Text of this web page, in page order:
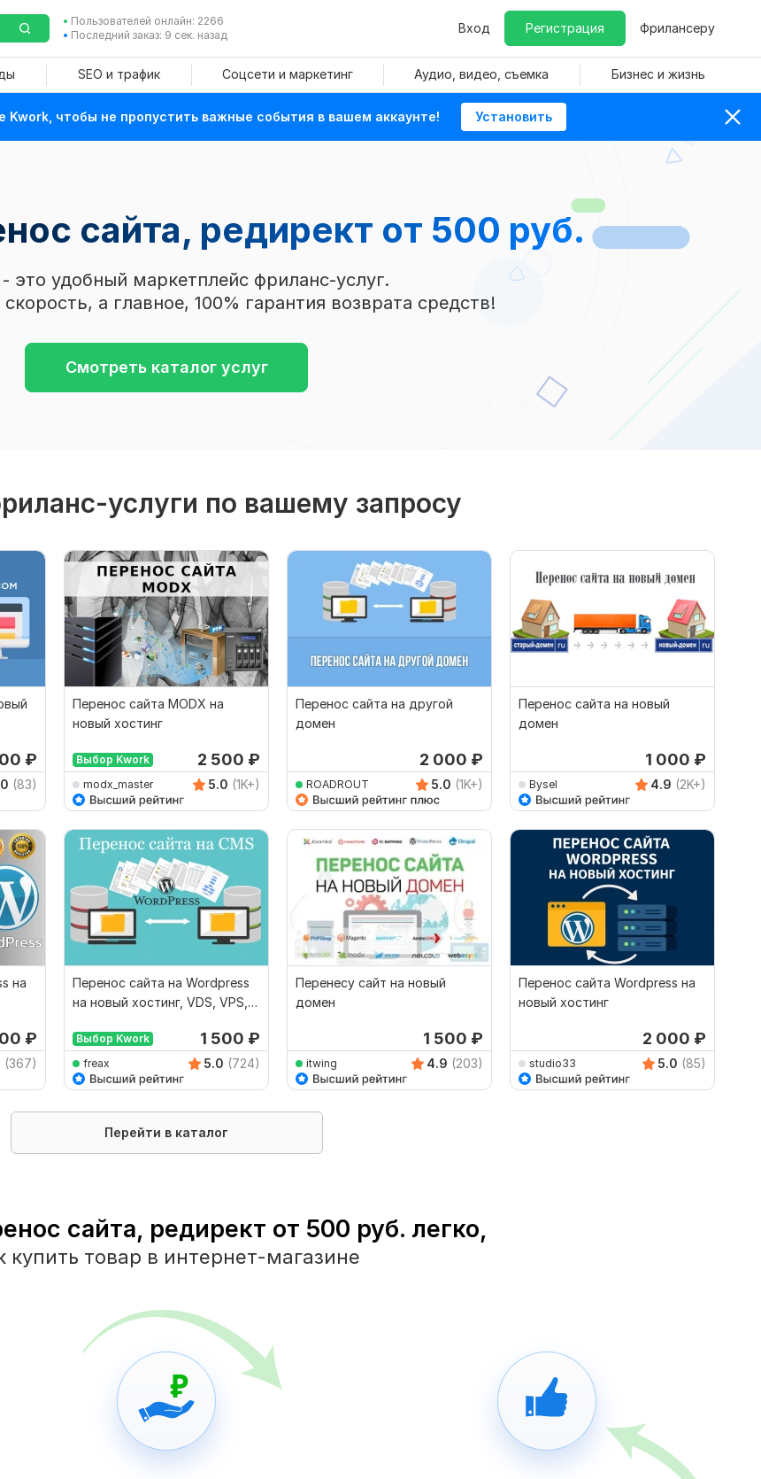
Пользователей онлайн: 2266
Последний заказ: 9 сек. назад
Вход Регистрация Фрилансеру
SEO и трафик Соцсети и маркетинг Аудио, видео, съемка Бизнес и жизнь
Kwork, чтобы не пропустить важные события в вашем аккаунте! Установить
сайта, редирект от 500 руб.
это удобный маркетплейс фриланс-услуг.
а главное, 100% гарантия возврата средств!
Смотреть каталог услуг
услуги по вашему запросу
₽
(83)
Перенос сайта MODX на
новый хостинг
Выбор Kwork 2 500 ₽
modx_master 5.0 (1K+)
Перенос сайта на другой
домен
2 000 ₽
ROADROUT 5.0 (1K+)
Перенос сайта на новый
домен
1 000 ₽
Bysel 4.9 (2K+)
на
₽
(367)
Перенос сайта на Wordpress
на новый хостинг, VDS, VPS,
Выбор Kwork 1 500 ₽
freax 5.0 (724)
Перенесу сайт на новый
домен
1 500 ₽
itwing 4.9 (203)
Перенос сайта Wordpress на
новый хостинг
2 000 ₽
studio33 5.0 (85)
Перейти в каталог
сайта, редирект от 500 руб. легко,
купить товар в интернет-магазине